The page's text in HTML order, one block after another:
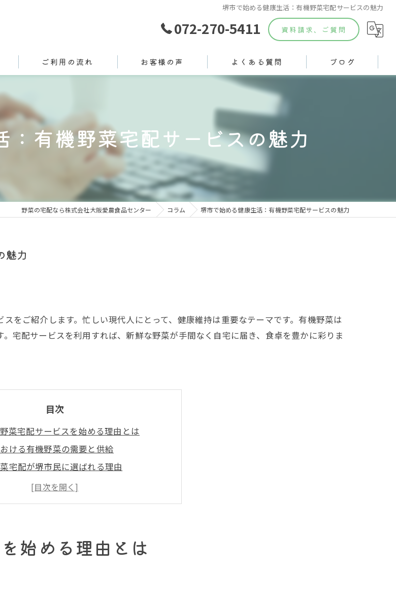
堺市で始める健康生活：有機野菜宅配サービスの魅力
072-270-5411 資料請求、ご質問
ご利用の流れ お客様の声 よくある質問 ブログ
：有機野菜宅配サービスの魅力
野菜の宅配なら株式会社大阪愛農食品センター コラム 堺市で始める健康生活：有機野菜宅配サービスの魅力
魅力
をご紹介します。忙しい現代人にとって、健康維持は重要なテーマです。有機野菜は
宅配サービスを利用すれば、新鮮な野菜が手間なく自宅に届き、食卓を豊かに彩りま
目次
菜宅配サービスを始める理由とは
ける有機野菜の需要と供給
宅配が堺市民に選ばれる理由
健康志向にマッチした有機野菜の魅力
重視する堺市の消費者が求めるもの
環境保護と有機野菜の役割
配で堺市の食卓が変わる
始める理由とは